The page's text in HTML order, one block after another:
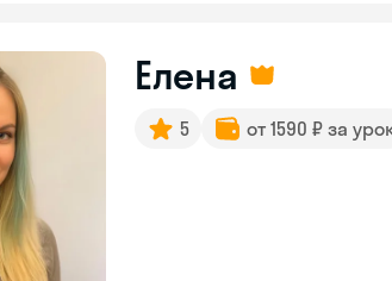
Елена
5 от 1590 ₽ за